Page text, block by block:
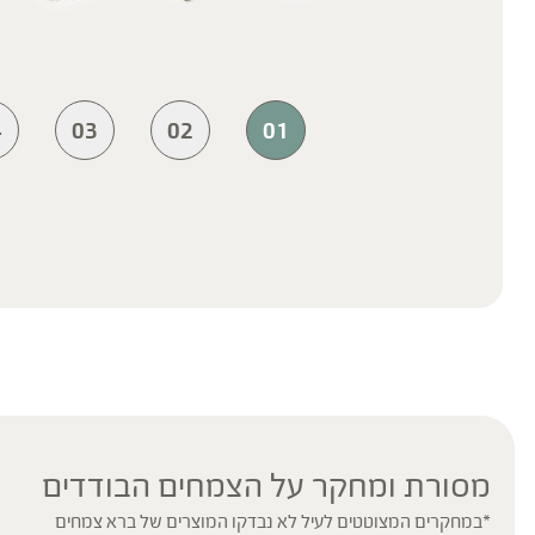
01
02
03
מסורת ומחקר על הצמחים הבודדים
*במחקרים המצוטטים לעיל לא נבדקו המוצרים של ברא צמחים